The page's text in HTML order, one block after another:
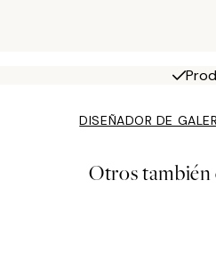
DISEÑADOR DE
Otros